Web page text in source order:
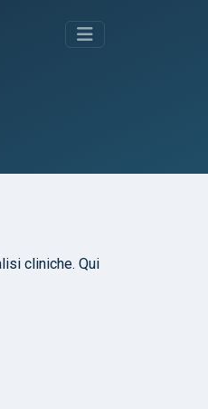
cliniche. Qui